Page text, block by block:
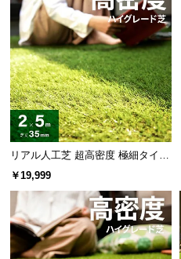
リアル人工芝 超高密度 極細タイプ
芝丈35mm 2×5m
￥19,999